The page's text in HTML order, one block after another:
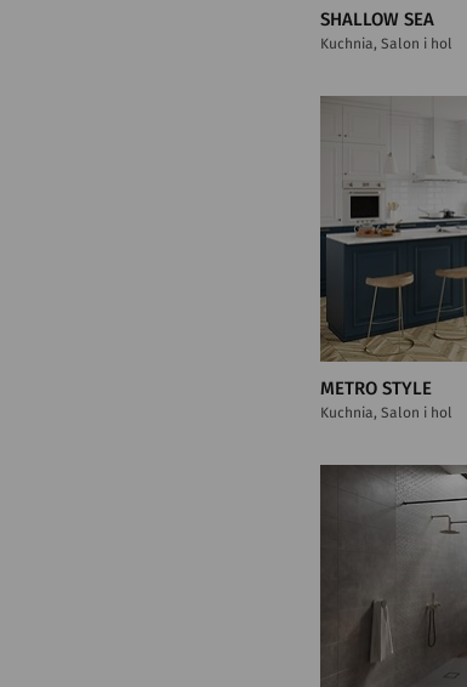
SHALLOW SEA
Kuchnia, Salon i hol
METRO STYLE
Kuchnia, Salon i hol